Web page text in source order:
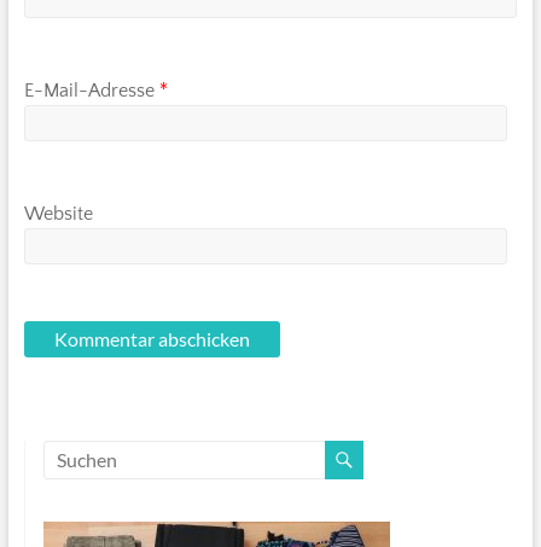
E-Mail-Adresse *
Website